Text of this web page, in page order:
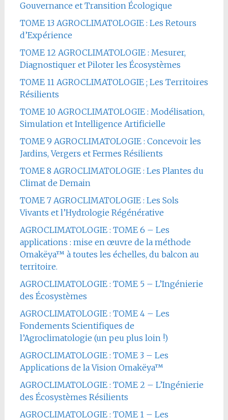
Gouvernance et Transition Écologique
TOME 13 AGROCLIMATOLOGIE : Les Retours
d’Expérience
TOME 12 AGROCLIMATOLOGIE : Mesurer,
Diagnostiquer et Piloter les Écosystèmes
TOME 11 AGROCLIMATOLOGIE ; Les Territoires
Résilients
TOME 10 AGROCLIMATOLOGIE : Modélisation,
Simulation et Intelligence Artificielle
TOME 9 AGROCLIMATOLOGIE : Concevoir les
Jardins, Vergers et Fermes Résilients
TOME 8 AGROCLIMATOLOGIE : Les Plantes du
Climat de Demain
TOME 7 AGROCLIMATOLOGIE : Les Sols
Vivants et l’Hydrologie Régénérative
AGROCLIMATOLOGIE : TOME 6 – Les
applications : mise en œuvre de la méthode
Omakëya™ à toutes les échelles, du balcon au
territoire.
AGROCLIMATOLOGIE : TOME 5 – L’Ingénierie
des Écosystèmes
AGROCLIMATOLOGIE : TOME 4 – Les
Fondements Scientifiques de
l’Agroclimatologie (un peu plus loin !)
AGROCLIMATOLOGIE : TOME 3 – Les
Applications de la Vision Omakëya™
AGROCLIMATOLOGIE : TOME 2 – L’Ingénierie
des Écosystèmes Résilients
AGROCLIMATOLOGIE : TOME 1 – Les